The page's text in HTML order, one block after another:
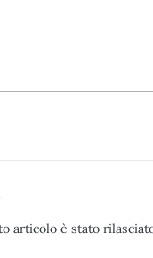
articolo è stato